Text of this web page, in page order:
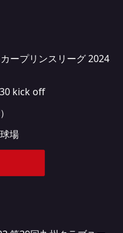
ープリンスリーグ 2024
kick off
場